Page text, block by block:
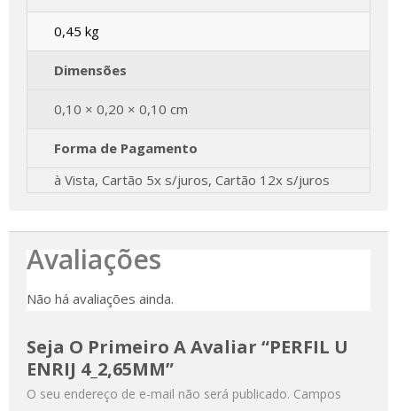
0,45 kg
Dimensões
0,10 × 0,20 × 0,10 cm
Forma de Pagamento
à Vista, Cartão 5x s/juros, Cartão 12x s/juros
Avaliações
Não há avaliações ainda.
Seja O Primeiro A Avaliar “PERFIL U
ENRIJ 4_2,65MM”
O seu endereço de e-mail não será publicado. Campos